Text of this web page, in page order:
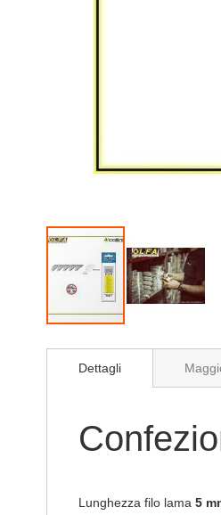
all'inizio
immagini
Dettagli
Lunghezza filo lama 5